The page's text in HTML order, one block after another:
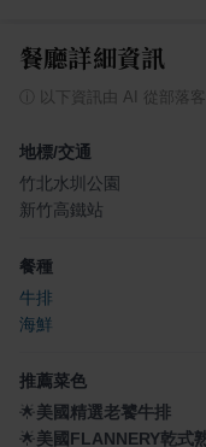
餐廳詳細資訊
以下資訊由 AI 從部落客
地標/交通
竹北水圳公園
新竹高鐵站
餐種
牛排
海鮮
推薦菜色
🌟美國精選老饕牛排
🌟美國FLANNERY乾式